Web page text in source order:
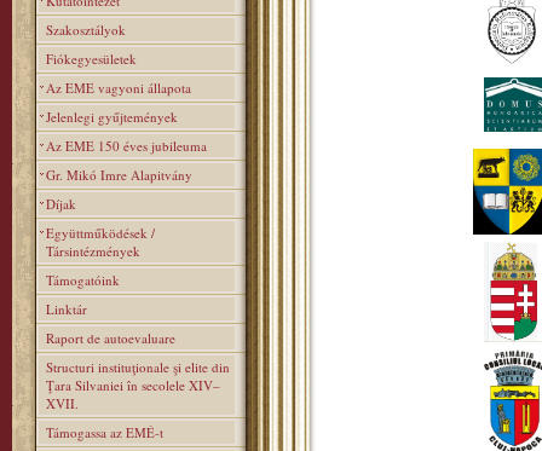
Szakosztályok
Fiókegyesületek
Az EME vagyoni állapota
Jelenlegi gyűjtemények
Az EME 150 éves jubileuma
Gr. Mikó Imre Alapitvány
Díjak
Együttműködések /
Társintézmények
Támogatóink
Linktár
Raport de autoevaluare
Structuri instituţionale şi elite din
Ţara Silvaniei în secolele XIV–
XVII.
Támogassa az EMÉ-t